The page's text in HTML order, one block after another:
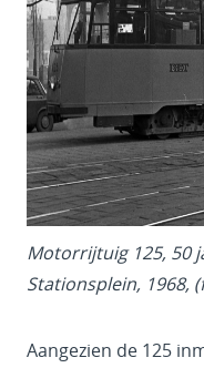
Motorrijtuig 125, 50
Stationsplein, 1968,
Aangezien de 125